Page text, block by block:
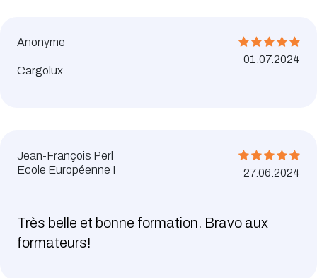
Anonyme
Cargolux
01.07.2024
Jean-François Perl
Ecole Européenne I
27.06.2024
Très belle et bonne formation. Bravo aux
formateurs!